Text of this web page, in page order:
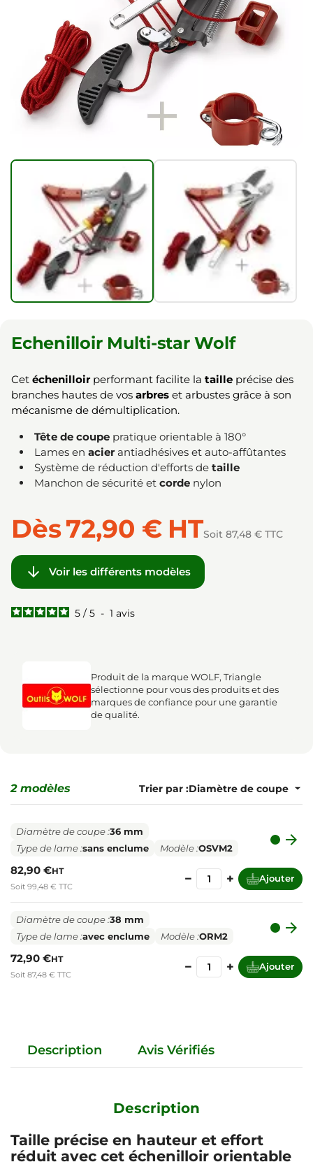
Echenilloir Multi-star Wolf
Cet échenilloirperformant facilite la taille précise des
branches hautes de vos arbres et arbustes grâce à son
mécanisme de démultiplication.
Tête de coupe pratique orientable à 180°
Lames en acier antiadhésives et auto-affûtantes
Système de réduction d'efforts de taille
Manchon de sécurité et corde nylon
Dès72,90 € HTSoit 87,48 € TTC
 Voir les différents modèles
5 / 5 - 1 avis
Produit de la marque WOLF, Triangle
sélectionne pour vous des produits et des
marques de confiance pour une garantie
de qualité.
2 modèles Trier par :
Diamètre de coupe :36 mm
Type de lame :sans enclume Modèle :OSVM2 
82,90 €HT
Soit 99,48 € TTC
− + Ajouter
Diamètre de coupe :38 mm
Type de lame :avec enclume Modèle :ORM2 
72,90 €HT
Soit 87,48 € TTC
− + Ajouter
Description Avis Vérifiés
Description
Taille précise en hauteur et effort
réduit avec cet échenilloir orientable